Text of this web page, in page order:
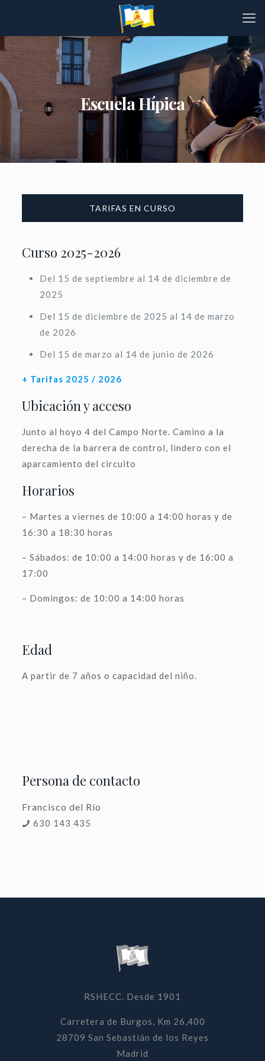
Escuela Hípica
TARIFAS EN CURSO
Curso 2025-2026
Del 15 de septiembre al 14 de diciembre de
2025
Del 15 de diciembre de 2025 al 14 de marzo
de 2026
Del 15 de marzo al 14 de junio de 2026
+ Tarifas 2025 / 2026
Ubicación y acceso
Junto al hoyo 4 del Campo Norte. Camino a la
derecha de la barrera de control, lindero con el
aparcamiento del circuito
Horarios
– Martes a viernes de 10:00 a 14:00 horas y de
16:30 a 18:30 horas
– Sábados: de 10:00 a 14:00 horas y de 16:00 a
17:00
– Domingos: de 10:00 a 14:00 horas
Edad
A partir de 7 años o capacidad del niño.
Persona de contacto
Francisco del Río
630 143 435
RSHECC. Desde 1901
Carretera de Burgos, Km 26,400
28709 San Sebastián de los Reyes
Madrid